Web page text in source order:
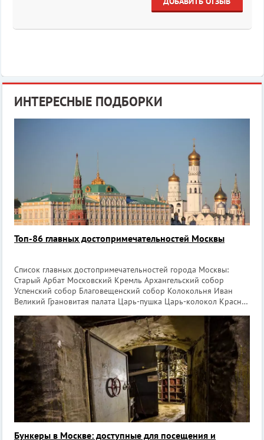
ИНТЕРЕСНЫЕ ПОДБОРКИ
Топ-86 главных достопримечательностей Москвы
Список главных достопримечательностей города Москвы:
Старый Арбат Московский Кремль Архангельский собор
Успенский собор Благовещенский собор Колокольня Иван
Великий Грановитая палата Царь-пушка Царь-колокол Красная
Бункеры в Москве: доступные для посещения и